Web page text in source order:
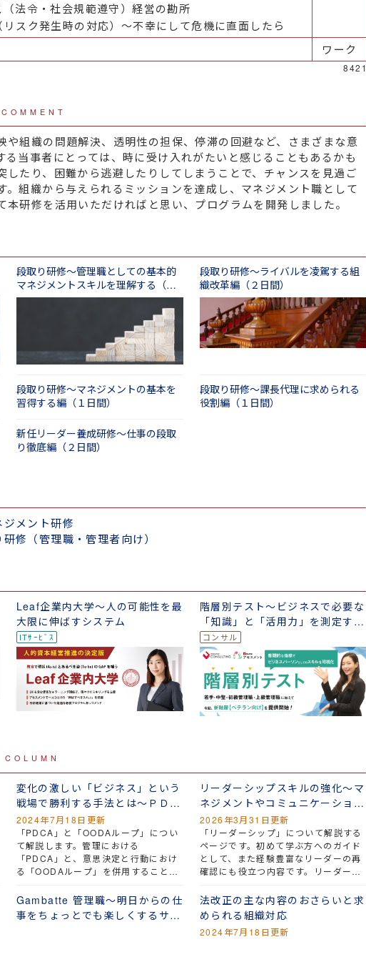
（法令・社会規範遵守）経営の勘所
リスク発生時の対応）～不幸にして危機に直面したら
ワーク
8421
COMMENT
や組織の問題解決、透明性の担保、停滞の回避など、さまざまな意
る当事者にとっては、時に受け入れがたいと感じることもあるかも
したり、困難から逃避したりしてしまうことで、チャンスを見過ご
。組織から与えられるミッションを達成し、マネジメント職として
研修を活用いただければと思い、プログラムを開発しました。
段取り研修～管理職としての基本的
マネジメントスキルを理解する（１
日間）
段取り研修～ライバルを凌駕する組
織改革編（２日間）
段取り研修～マネジメントの基本を
習得する編（１日間）
段取り研修～課長代理に求められる
役割編（１日間）
新任リーダー養成研修～仕事の段取
り徹底編（２日間）
ジメント研修
修（管理職・管理者向け）
Leaf企業内大学～人の可能性を最
大限に伸ばすシステム
階層別テスト～ビジネスで必要な
「知識」と「活用力」を測定する
テスト
COLUMN
変化の激しい「ビジネス」という
戦場で勝利する手法とは～ＰＤＣ
ＡとＯＯＤＡループ
2024年7月18日更新
「PDCA」と「OODAループ」につい
て解説します。管理における
「PDCA」と、意思決定と行動におけ
る「OODAループ」を併用すること
鍵になります。迅速な意思決定と実行
が可能な米海軍の行動様式を組織に取
り入れるため、どのような準備と教育
リーダーシップスキルの強化～マ
ネジメントやコミュニケーション
との関係
2026年3月31日更新
「リーダーシップ」について解説する
ページです。初めて学ぶ方へのガイド
として、また経験豊富なリーダーの再
確認にも役立つ内容です。リーダーシ
動、マネジメントとの違いなど、リー
ダーシップを発揮する上で押さえてお
くべきスキル強化のポイントを分かり
やすく説明します。
Gambatte 管理職～明日からの仕
事をちょっとでも楽しくするサイ
法改正の主な内容のおさらいと求
められる組織対応
2024年7月18日更新